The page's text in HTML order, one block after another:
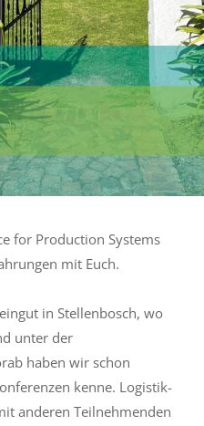
for Production Systems
mit Euch.
in Stellenbosch, wo
unter der
haben wir schon
kenne. Logistik-
anderen Teilnehmenden